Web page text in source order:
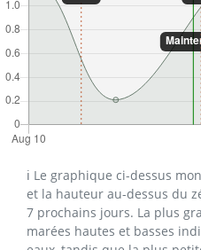
ℹ️ Le graphique ci-dessus
et la hauteur au-dessus du
7 prochains jours. La plus
marées hautes et basses